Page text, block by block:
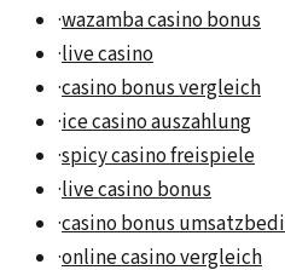
·wazamba casino bonus
·live casino
·casino bonus vergleich
·ice casino auszahlung
·spicy casino freispiele
·live casino bonus
·casino bonus
·online casino vergleich